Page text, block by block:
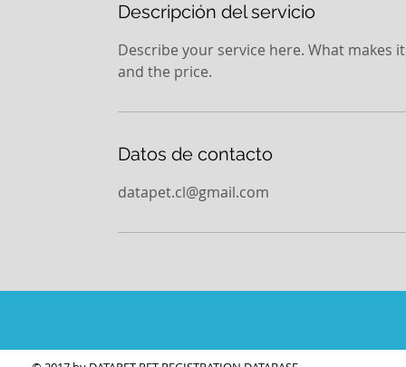
Descripción del servicio
Describe your service here. What makes
and the price.
Datos de contacto
datapet.cl@gmail.com